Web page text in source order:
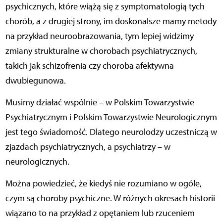
psychicznych, które wiążą się z symptomatologią tych
chorób, a z drugiej strony, im doskonalsze mamy metody
na przykład neuroobrazowania, tym lepiej widzimy
zmiany strukturalne w chorobach psychiatrycznych,
takich jak schizofrenia czy choroba afektywna
dwubiegunowa.
Musimy działać wspólnie – w Polskim Towarzystwie
Psychiatrycznym i Polskim Towarzystwie Neurologicznym
jest tego świadomość. Dlatego neurolodzy uczestniczą w
zjazdach psychiatrycznych, a psychiatrzy – w
neurologicznych.
Można powiedzieć, że kiedyś nie rozumiano w ogóle,
czym są choroby psychiczne. W różnych okresach historii
wiązano to na przykład z opętaniem lub rzuceniem